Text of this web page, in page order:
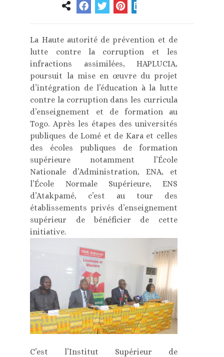
La Haute autorité de prévention et de
lutte contre la corruption et les
infractions assimilées, HAPLUCIA,
poursuit la mise en œuvre du projet
d’intégration de l’éducation à la lutte
contre la corruption dans les curricula
d’enseignement et de formation au
Togo. Après les étapes des universités
publiques de Lomé et de Kara et celles
des écoles publiques de formation
supérieure notamment l’École
Nationale d’Administration, ENA, et
l’École Normale Supérieure, ENS
d’Atakpamé, c’est au tour des
établissements privés d’enseignement
supérieur de bénéficier de cette
initiative.
C’est l’Institut Supérieur de